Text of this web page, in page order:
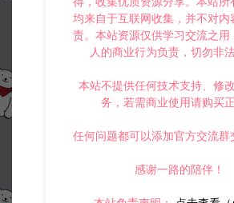
XO三端引擎传奇手游【1.80玲珑
星王大极品合击版】7月最新整理
Win一键服务端+PC安卓苹果+详
30
XO三端
极品合击
键服务端
冷
均来自于互联网收集，并不对内
责。本站资源仅供学习交流之用
人的商业行为负责，切勿非
本站不提供任何技术支持、修
务，若需商业使用请购买正
任何问题都可以添加官方交流群
感谢一路的陪伴！